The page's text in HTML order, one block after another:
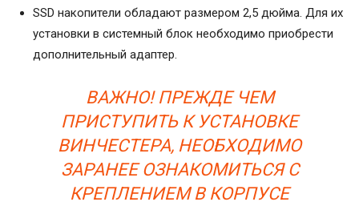
SSD накопители обладают размером 2,5 дюйма. Для их
установки в системный блок необходимо приобрести
дополнительный адаптер.
ВАЖНО! ПРЕЖДЕ ЧЕМ
ПРИСТУПИТЬ К УСТАНОВКЕ
ВИНЧЕСТЕРА, НЕОБХОДИМО
ЗАРАНЕЕ ОЗНАКОМИТЬСЯ С
КРЕПЛЕНИЕМ В КОРПУСЕ